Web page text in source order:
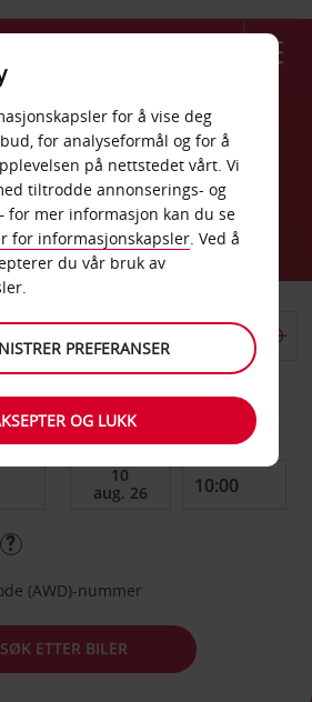
TIL DATO
(AWD)-nummer
SØK ETTER BILER
for å vise deg
for analyseformål og for å
på nettstedet vårt. Vi
tiltrodde annonserings- og
for mer informasjon kan du se
for informasjonskapsler. Ved å
du vår bruk av
PREFERANSER
OG LUKK